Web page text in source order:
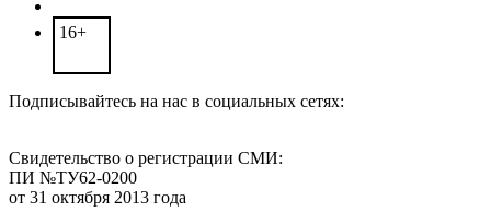
16+
Подписывайтесь на нас в социальных сетях:
Свидетельство о регистрации СМИ:
ПИ №ТУ62-0200
от 31 октября 2013 года